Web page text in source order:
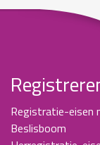
Registratie-eisen
Beslisboom